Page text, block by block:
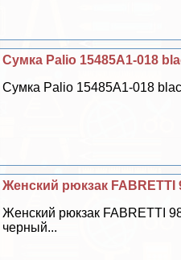
Сумка Palio 15485A1-018
Сумка Palio 15485A1-018
Женский рюкзак FABRETTI
Женский рюкзак FABRETTI
черный...